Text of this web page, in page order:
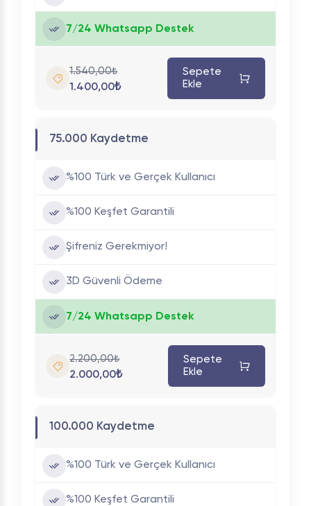
7/24 Whatsapp Destek
1.540,00₺
1.400,00₺
Sepete
Ekle
75.000 Kaydetme
%100 Türk ve Gerçek Kullanıcı
%100 Keşfet Garantili
Şifreniz Gerekmiyor!
3D Güvenli Ödeme
7/24 Whatsapp Destek
2.200,00₺
2.000,00₺
Sepete
Ekle
100.000 Kaydetme
%100 Türk ve Gerçek Kullanıcı
%100 Keşfet Garantili